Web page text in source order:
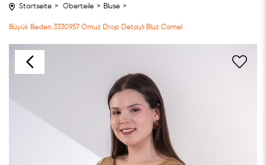
Startseite Oberteile Bluse
Büyük Beden 3330957 Omuz Drop Detaylı Bluz Camel